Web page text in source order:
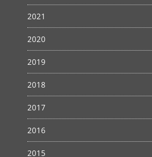
2021
2020
2019
2018
2017
2016
2015